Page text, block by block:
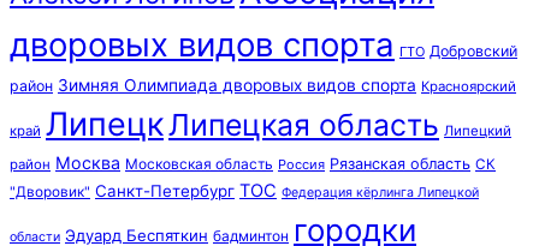
дворовых видов спорта ГТО Добровский
район Зимняя Олимпиада дворовых видов спорта Красноярский
край ЛипецкЛипецкая область Липецкий
район Москва Московская область Россия Рязанская область СК
"Дворовик" Санкт-Петербург ТОС Федерация кёрлинга Липецкой
области Эдуард Беспяткин бадминтон городки